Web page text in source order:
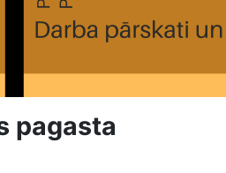
pagasta